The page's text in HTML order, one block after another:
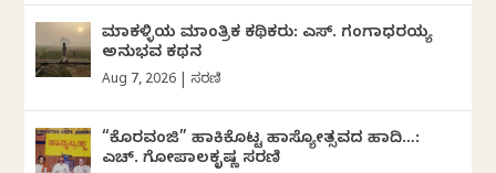
ಮಾಕಳ್ಳಿಯ ಮಾಂತ್ರಿಕ ಕಥಿಕರು: ಎಸ್. ಗಂಗಾಧರಯ್ಯ
ಅನುಭವ ಕಥನ
Aug 7, 2026 ಸರಣಿ
“ಕೊರವಂಜಿ” ಹಾಕಿಕೊಟ್ಟ ಹಾಸ್ಯೋತ್ಸವದ ಹಾದಿ…:
ಎಚ್. ಗೋಪಾಲಕೃಷ್ಣ ಸರಣಿ